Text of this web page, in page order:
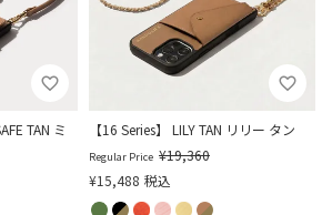
TAN ミ
【16 Series】 LILY TAN リリー タン
Regular Price ¥19,360
¥15,488 税込